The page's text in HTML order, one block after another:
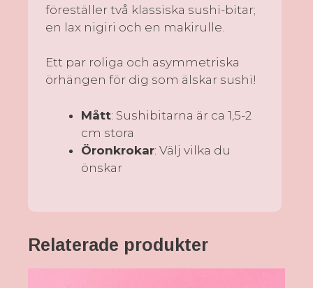
föreställer två klassiska sushi-bitar;
en lax nigiri och en makirulle.
Ett par roliga och asymmetriska
örhängen för dig som älskar sushi!
Mått: Sushibitarna är ca 1,5-2
cm stora
Öronkrokar: Välj vilka du
önskar
Relaterade produkter